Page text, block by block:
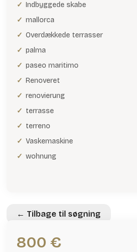
Indbyggede skabe
mallorca
Overdækkede terrasser
palma
paseo maritimo
Renoveret
renovierung
terrasse
terreno
Vaskemaskine
wohnung
← Tilbage til søgning
800 €